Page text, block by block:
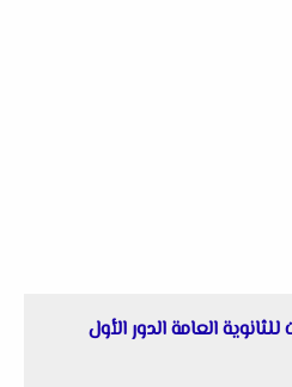
العامة الدور الأول